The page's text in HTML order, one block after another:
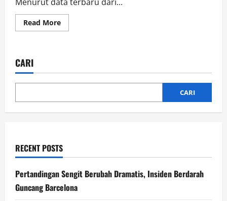
Read MoreRead
more
Anjlok
Generasi
Terdampak
CARI
CARI
RECENT POSTS
Pertandingan Sengit Berubah Dramatis, Insiden Berdarah
Guncang Barcelona